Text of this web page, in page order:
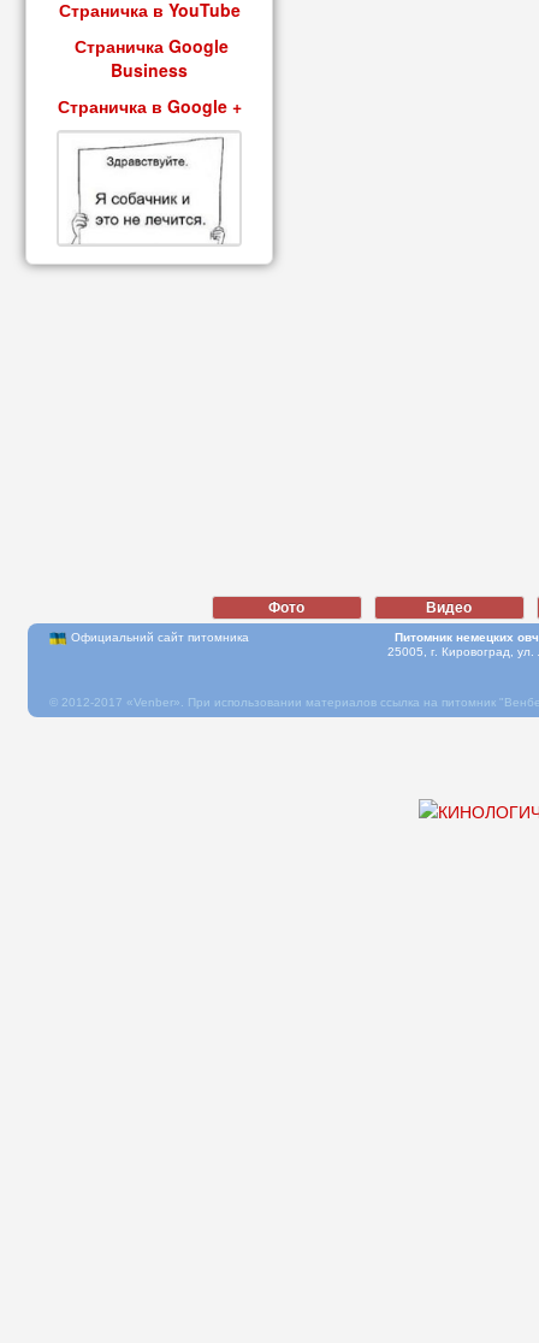
Страничка в YouTube
Страничка Google
Business
Страничка в Google +
Официальний сайт питомника
Питомник немецких
25005, г. Кировоград, ул.
© 2012-2017 «Venber». При использовании материалов ссылка на питомник